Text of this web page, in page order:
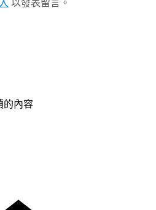
以發表留言。
的內容